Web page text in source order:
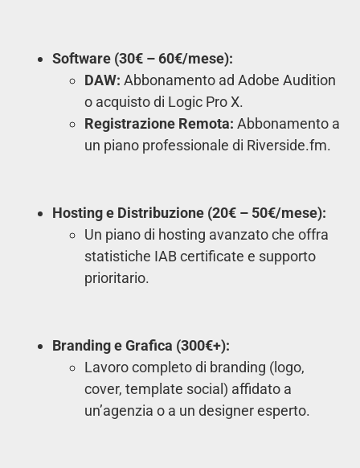
Software (30€ – 60€/mese):
DAW: Abbonamento ad Adobe Audition
o acquisto di Logic Pro X.
Registrazione Remota: Abbonamento a
un piano professionale di Riverside.fm.
Hosting e Distribuzione (20€ – 50€/mese):
Un piano di hosting avanzato che offra
statistiche IAB certificate e supporto
prioritario.
Branding e Grafica (300€+):
Lavoro completo di branding (logo,
cover, template social) affidato a
un’agenzia o a un designer esperto.